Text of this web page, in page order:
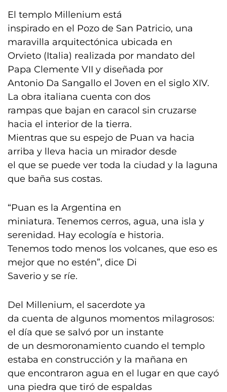
El templo Millenium está
inspirado en el Pozo de San Patricio, una
maravilla arquitectónica ubicada en
Orvieto (Italia) realizada por mandato del
Papa Clemente VII y diseñada por
Antonio Da Sangallo el Joven en el siglo XIV.
La obra italiana cuenta con dos
rampas que bajan en caracol sin cruzarse
hacia el interior de la tierra.
Mientras que su espejo de Puan va hacia
arriba y lleva hacia un mirador desde
el que se puede ver toda la ciudad y la laguna
que baña sus costas.
“Puan es la Argentina en
miniatura. Tenemos cerros, agua, una isla y
serenidad. Hay ecología e historia.
Tenemos todo menos los volcanes, que eso es
mejor que no estén”, dice Di
Saverio y se ríe.
Del Millenium, el sacerdote ya
da cuenta de algunos momentos milagrosos:
el día que se salvó por un instante
de un desmoronamiento cuando el templo
estaba en construcción y la mañana en
que encontraron agua en el lugar en que cayó
una piedra que tiró de espaldas